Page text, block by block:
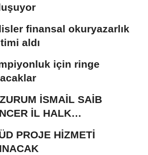
finansal okuryazarlık
aldı
için ringe
İSMAİL SAİB
İL HALK
BAKIM VE
PROJE HİZMETİ